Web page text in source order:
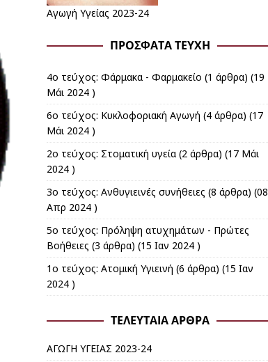
Αγωγή Υγείας 2023-24
ΠΡΌΣΦΑΤΑ ΤΕΎΧΗ
4ο τεύχος: Φάρμακα - Φαρμακείο (1 άρθρα) (19
Μάι 2024 )
6ο τεύχος: Κυκλοφοριακή Αγωγή (4 άρθρα) (17
Μάι 2024 )
2ο τεύχος: Στοματική υγεία(2 άρθρα) (17 Μάι
2024 )
3ο τεύχος: Ανθυγιεινές συνήθειες (8 άρθρα) (08
Απρ 2024 )
5ο τεύχος: Πρόληψη ατυχημάτων - Πρώτες
Βοήθειες (3 άρθρα) (15 Ιαν 2024 )
1ο τεύχος: Ατομική Υγιεινή (6 άρθρα) (15 Ιαν
2024 )
ΤΕΛΕΥΤΑΊΑ ΆΡΘΡΑ
ΑΓΩΓΗ ΥΓΕΙΑΣ 2023-24